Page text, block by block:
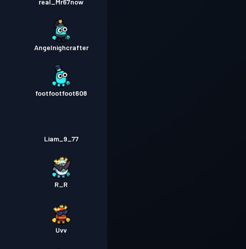
real_Mr67now
Angelnighcrafter
footfootfoot608
Liam_9_77
R_R
Uvv